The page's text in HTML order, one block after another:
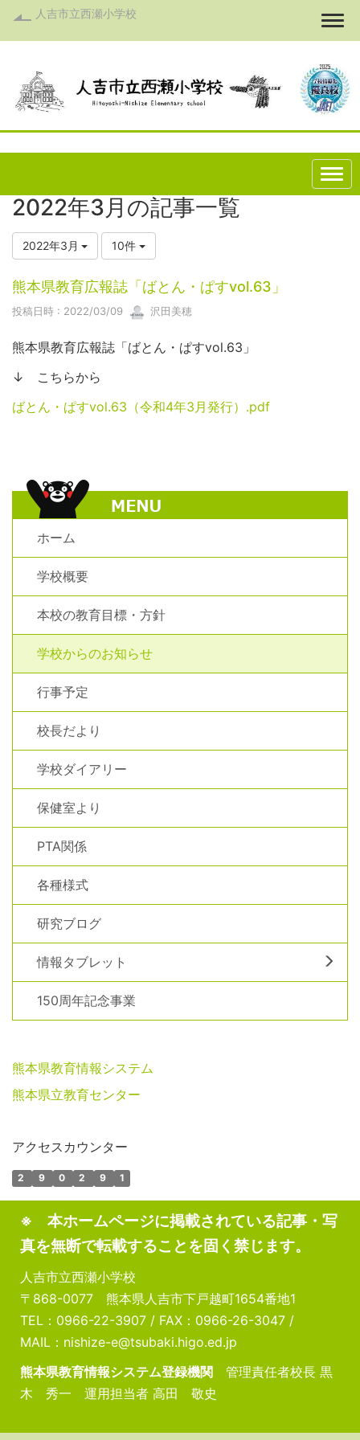
人吉市立西瀬小学校
2022年3月の記事一覧
2022年3月 10件
熊本県教育広報誌「ばとん・ぱすvol.63」
投稿日時 : 2022/03/09 沢田美穂
熊本県教育広報誌「ばとん・ぱすvol.63」
↓ こちらから
ばとん・ぱすvol.63（令和4年3月発行）.pdf
ホーム
学校概要
本校の教育目標・方針
学校からのお知らせ
行事予定
校長だより
学校ダイアリー
保健室より
PTA関係
各種様式
研究ブログ
情報タブレット
150周年記念事業
熊本県教育情報システム
熊本県立教育センター
アクセスカウンター
2 9 0 2 9 1
※ 本ホームページに掲載されている記事・写
真を無断で転載することを固く禁じます。
人吉市立西瀬小学校
〒868-0077 熊本県人吉市下戸越町1654番地1
TEL：0966-22-3907 / FAX：0966-26-3047 /
MAIL：nishize-e@tsubaki.higo.ed.jp
熊本県教育情報システム登録機関 管理責任者校長 黒
木 秀一 運用担当者 高田 敬史